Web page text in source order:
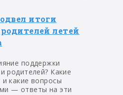
итоги
летей
поддержки
родителей? Какие
какие вопросы
— ответы на эти